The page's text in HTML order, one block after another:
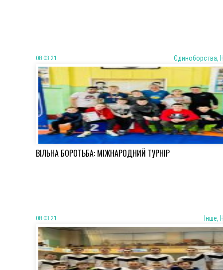
08 03 21 Єдиноборства,
ВІЛЬНА БОРОТЬБА: МІЖНАРОДНИЙ ТУРНІР
08 03 21 Iнше,